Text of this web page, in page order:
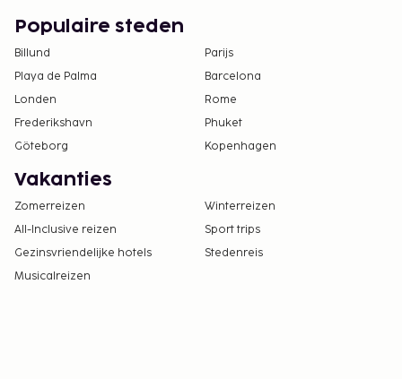
assistentiedieren niet toegestaan.
Populaire steden
Billund
Parijs
Playa de Palma
Barcelona
Londen
Rome
Frederikshavn
Phuket
Göteborg
Kopenhagen
Vakanties
Zomerreizen
Winterreizen
All-Inclusive reizen
Sport trips
Gezinsvriendelijke hotels
Stedenreis
Musicalreizen